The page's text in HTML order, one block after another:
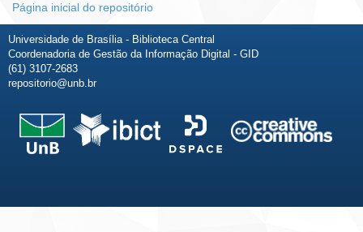
Página inicial do repositório
Universidade de Brasília - Biblioteca Central
Coordenadoria de Gestão da Informação Digital - GID
(61) 3107-2683
repositorio@unb.br